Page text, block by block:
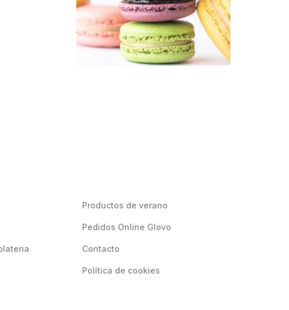
Productos de verano
Pedidos Online Glovo
Contacto
Política de cookies